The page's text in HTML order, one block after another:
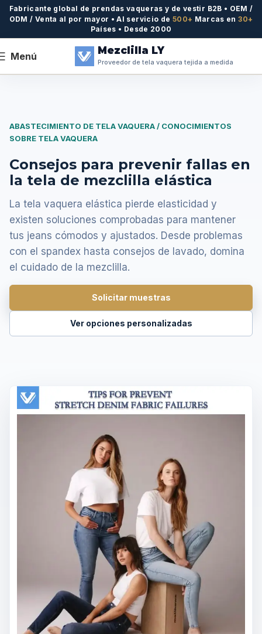
Fabricante global de prendas vaqueras y de vestir B2B • OEM /
ODM / Venta al por mayor • Al servicio de 500+ Marcas en30+
Países • Desde 2000
Menú Mezclilla LY
Proveedor de tela vaquera tejida a medida
ABASTECIMIENTO DE TELA VAQUERA / CONOCIMIENTOS
SOBRE TELA VAQUERA
Consejos para prevenir fallas en
la tela de mezclilla elástica
La tela vaquera elástica pierde elasticidad y
existen soluciones comprobadas para mantener
tus jeans cómodos y ajustados. Desde problemas
con el spandex hasta consejos de lavado, domina
el cuidado de la mezclilla.
Solicitar muestras
Ver opciones personalizadas